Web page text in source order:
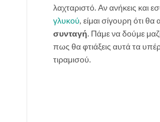
λαχταριστό. Αν ανήκεις και
γλυκού, είμαι σίγουρη ότι
συνταγή. Πάμε να δούμε μαζί
πως θα φτιάξεις αυτά τα
τιραμισού.